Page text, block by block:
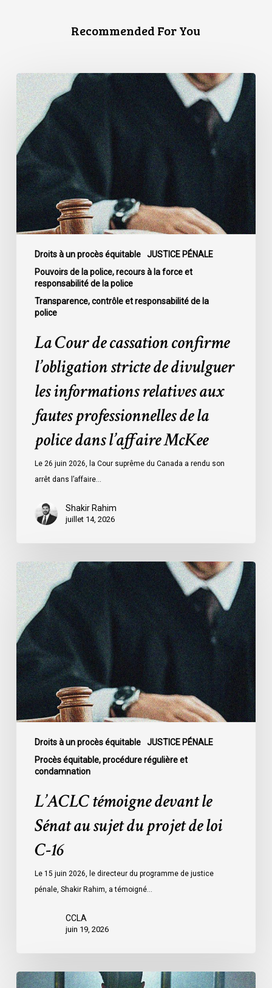
Recommended For You
Droits à un procès équitable
JUSTICE PÉNALE
Pouvoirs de la police, recours à la force et
responsabilité de la police
Transparence, contrôle et responsabilité de la
police
La
Cour
de
cassation
confirme
l’obligation
stricte
de
divulguer
les
informations
relatives
fautes
professionnelles
police
dans
McKee
La Cour de cassation confirme
l’obligation stricte de divulguer
les informations relatives aux
fautes professionnelles de la
police dans l’affaire McKee
Le 26 juin 2026, la Cour suprême du Canada a rendu son
arrêt dans l’affaire…
Shakir Rahim
juillet 14, 2026
Droits à un procès équitable
JUSTICE PÉNALE
Procès équitable, procédure régulière et
condamnation
L’ACLC
témoigne
devant
le
Sénat
au
sujet
du
projet
de
L’ACLC témoigne devant le
Sénat au sujet du projet de loi
C-16
Le 15 juin 2026, le directeur du programme de justice
pénale, Shakir Rahim, a témoigné…
CCLA
juin 19, 2026
L’ACLC